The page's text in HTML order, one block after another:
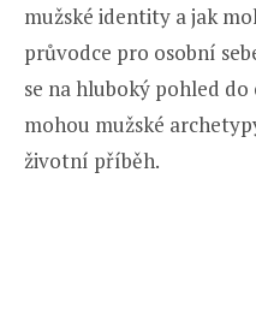
mužské identity a jak
průvodce pro osobní
se na hluboký pohled
mohou mužské
životní příběh.